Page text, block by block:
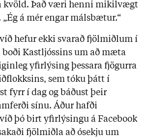
kvöld. Það væri henni mikilvægt
„Ég á mér engar málsbætur.“
hefur ekki svarað fjölmiðlum í
boði Kastljóssins um að mæta
yfirlýsing þessara fjögurra
sem tóku þátt í
fyrr í dag og báðust þeir
sínu. Áður hafði
þó birt yfirlýsingu á Facebook
fjölmiðla að ósekju um